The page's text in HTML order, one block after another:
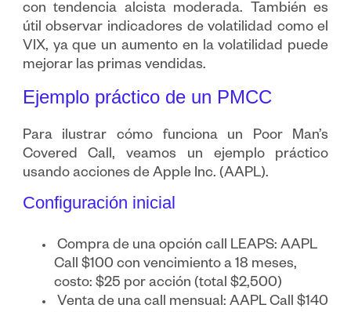
con tendencia alcista moderada. También es
útil observar indicadores de volatilidad como el
VIX, ya que un aumento en la volatilidad puede
mejorar las primas vendidas.
Ejemplo práctico de un PMCC
Para ilustrar cómo funciona un Poor Man’s
Covered Call, veamos un ejemplo práctico
usando acciones de Apple Inc. (AAPL).
Configuración inicial
Compra de una opción call LEAPS: AAPL
Call $100 con vencimiento a 18 meses,
costo: $25 por acción (total $2,500)
Venta de una call mensual: AAPL Call $140